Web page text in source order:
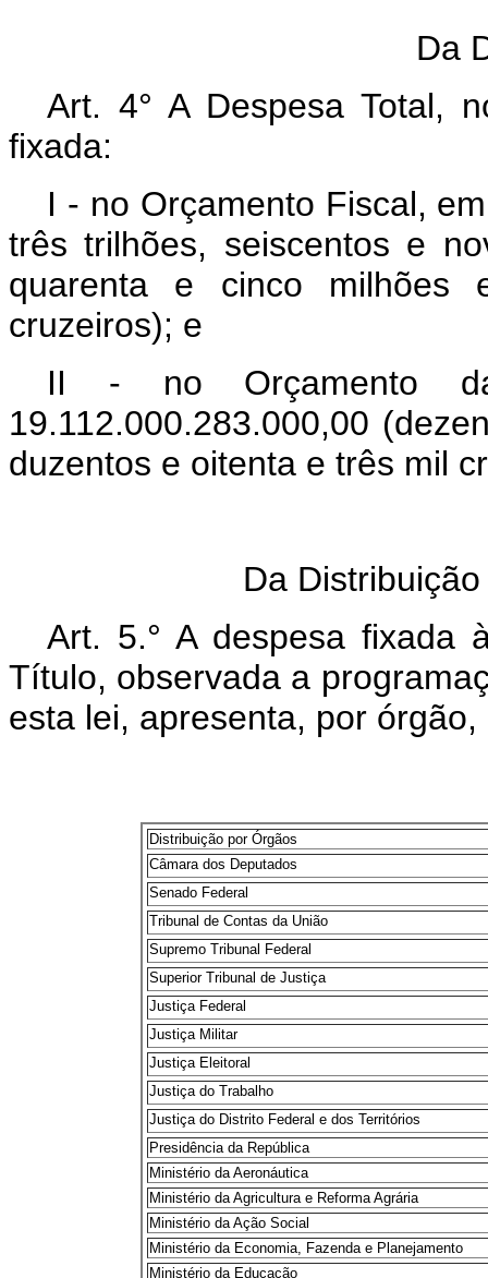
Da
Art. 4° A Despesa Total,
fixada:
I - no Orçamento Fiscal,
três trilhões, seiscentos e
quarenta e cinco
cruzeiros); e
II - no Orçamento
19.112.000.283.000,00
duzentos e oitenta e três mil
Da Distribuição
Art. 5.° A despesa fixada
Título, observada a
esta lei, apresenta, por
Distribuição por Órgãos
Câmara dos Deputados
Senado Federal
Tribunal de Contas da União
Supremo Tribunal Federal
Superior Tribunal de Justiça
Justiça Federal
Justiça Militar
Justiça Eleitoral
Justiça do Trabalho
Justiça do Distrito Federal e dos Territórios
Presidência da República
Ministério da Aeronáutica
Ministério da Agricultura e Reforma Agrária
Ministério da Ação Social
Ministério da Economia, Fazenda e Planejamento
Ministério da Educação